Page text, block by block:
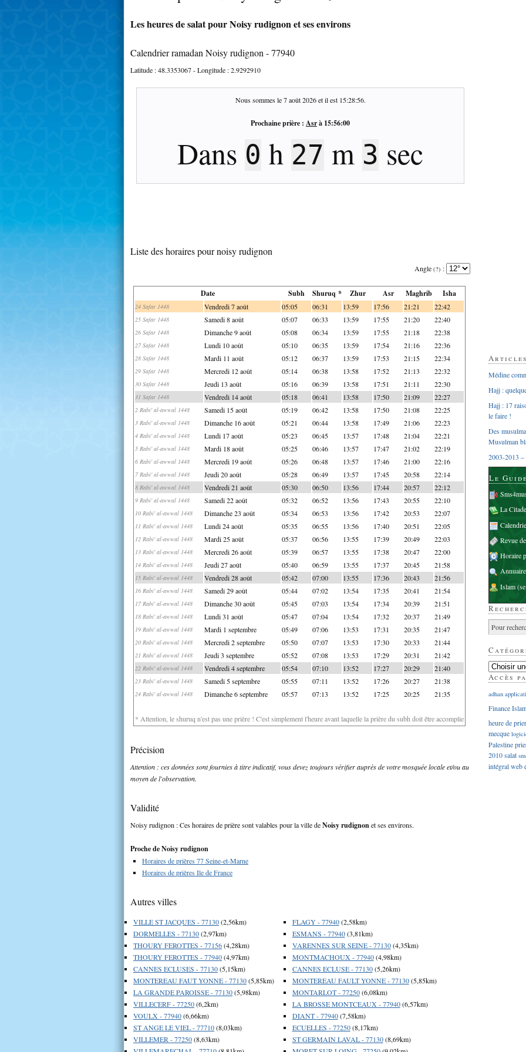
Les heures de salat pour Noisy rudignon et ses environs
Calendrier ramadan Noisy rudignon - 77940
Latitude :48.3353067- Longitude :2.9292910
Nous sommes le7 août 2026et il est 15:28:57.
Prochaine prière : Asrà 15:56:00
Dans 0 h 27 m 2 sec
Liste des horaires pour noisy rudignon
Angle (?) :
Date Subh Shuruq * Zhur Asr Maghrib Isha
24 Safar 1448 Vendredi 7 août 05:05 06:31 13:59 17:56 21:21 22:42
25 Safar 1448 Samedi 8 août 05:07 06:33 13:59 17:55 21:20 22:40
26 Safar 1448 Dimanche 9 août 05:08 06:34 13:59 17:55 21:18 22:38
27 Safar 1448 Lundi 10 août 05:10 06:35 13:59 17:54 21:16 22:36
28 Safar 1448 Mardi 11 août 05:12 06:37 13:59 17:53 21:15 22:34
29 Safar 1448 Mercredi 12 août 05:14 06:38 13:58 17:52 21:13 22:32
30 Safar 1448 Jeudi 13 août 05:16 06:39 13:58 17:51 21:11 22:30
31 Safar 1448 Vendredi 14 août 05:18 06:41 13:58 17:50 21:09 22:27
2 Rabi' al-awwal 1448 Samedi 15 août 05:19 06:42 13:58 17:50 21:08 22:25
3 Rabi' al-awwal 1448 Dimanche 16 août 05:21 06:44 13:58 17:49 21:06 22:23
4 Rabi' al-awwal 1448 Lundi 17 août 05:23 06:45 13:57 17:48 21:04 22:21
5 Rabi' al-awwal 1448 Mardi 18 août 05:25 06:46 13:57 17:47 21:02 22:19
6 Rabi' al-awwal 1448 Mercredi 19 août 05:26 06:48 13:57 17:46 21:00 22:16
7 Rabi' al-awwal 1448 Jeudi 20 août 05:28 06:49 13:57 17:45 20:58 22:14
8 Rabi' al-awwal 1448 Vendredi 21 août 05:30 06:50 13:56 17:44 20:57 22:12
9 Rabi' al-awwal 1448 Samedi 22 août 05:32 06:52 13:56 17:43 20:55 22:10
10 Rabi' al-awwal 1448 Dimanche 23 août 05:34 06:53 13:56 17:42 20:53 22:07
11 Rabi' al-awwal 1448 Lundi 24 août 05:35 06:55 13:56 17:40 20:51 22:05
12 Rabi' al-awwal 1448 Mardi 25 août 05:37 06:56 13:55 17:39 20:49 22:03
13 Rabi' al-awwal 1448 Mercredi 26 août 05:39 06:57 13:55 17:38 20:47 22:00
14 Rabi' al-awwal 1448 Jeudi 27 août 05:40 06:59 13:55 17:37 20:45 21:58
15 Rabi' al-awwal 1448 Vendredi 28 août 05:42 07:00 13:55 17:36 20:43 21:56
16 Rabi' al-awwal 1448 Samedi 29 août 05:44 07:02 13:54 17:35 20:41 21:54
17 Rabi' al-awwal 1448 Dimanche 30 août 05:45 07:03 13:54 17:34 20:39 21:51
18 Rabi' al-awwal 1448 Lundi 31 août 05:47 07:04 13:54 17:32 20:37 21:49
19 Rabi' al-awwal 1448 Mardi 1 septembre 05:49 07:06 13:53 17:31 20:35 21:47
20 Rabi' al-awwal 1448 Mercredi 2 septembre 05:50 07:07 13:53 17:30 20:33 21:44
21 Rabi' al-awwal 1448 Jeudi 3 septembre 05:52 07:08 13:53 17:29 20:31 21:42
22 Rabi' al-awwal 1448 Vendredi 4 septembre 05:54 07:10 13:52 17:27 20:29 21:40
23 Rabi' al-awwal 1448 Samedi 5 septembre 05:55 07:11 13:52 17:26 20:27 21:38
24 Rabi' al-awwal 1448 Dimanche 6 septembre 05:57 07:13 13:52 17:25 20:25 21:35
* Attention, le shuruq n'est pas une prière ! C'est simplement l'heure avant laquelle la prière du subh doit être accomplie
Précision
Attention : ces données sont fournies à titre indicatif, vous devez toujours vérifier auprès de votre mosquée locale et/ou au
moyen de l'observation.
Validité
Noisy rudignon : Ces horaires de prière sont valables pour la ville deNoisy rudignonet ses environs.
Proche de Noisy rudignon
Horaires de prières 77 Seine-et-Marne
Horaires de prières Ile de France
Autres villes
VILLE ST JACQUES - 77130(2,56km)
DORMELLES - 77130(2,97km)
THOURY FEROTTES - 77156(4,28km)
THOURY FEROTTES - 77940(4,97km)
CANNES ECLUSES - 77130(5,15km)
MONTEREAU FAUT YONNE - 77130(5,85km)
LA GRANDE PAROISSE - 77130(5,98km)
VILLECERF - 77250(6,2km)
VOULX - 77940(6,66km)
ST ANGE LE VIEL - 77710(8,03km)
VILLEMER - 77250(8,63km)
FLAGY - 77940(2,58km)
ESMANS - 77940(3,81km)
VARENNES SUR SEINE - 77130(4,35km)
MONTMACHOUX - 77940(4,98km)
CANNES ECLUSE - 77130(5,26km)
MONTEREAU FAULT YONNE - 77130(5,85km)
MONTARLOT - 77250(6,08km)
LA BROSSE MONTCEAUX - 77940(6,57km)
DIANT - 77940(7,58km)
ECUELLES - 77250(8,17km)
ST GERMAIN LAVAL - 77130(8,69km)
Médine
Hajj :
Hajj : 17
le faire !
Des
Musulman
2003-2013 –
Le
La
Revue
Horaire
Islam
Accès
adhan
Finance
heure de
mecque
Palestine
2010salat
intégralweb